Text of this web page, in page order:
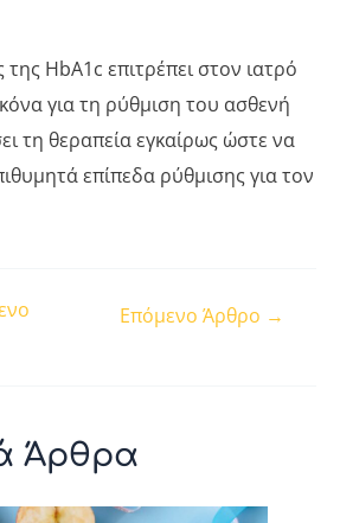
της HbA1c επιτρέπει στον ιατρό
για τη ρύθμιση του ασθενή
τη θεραπεία εγκαίρως ώστε να
επίπεδα ρύθμισης για τον
Επόμενο Άρθρο →
Άρθρα